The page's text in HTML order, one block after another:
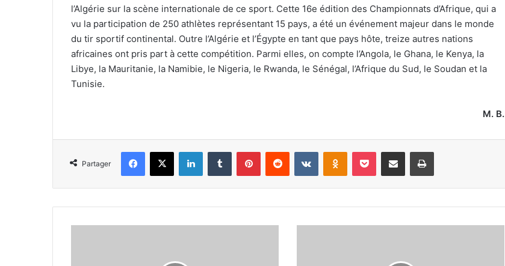
l’Algérie sur la scène internationale de ce sport. Cette 16e édition des Championnats d’Afrique, qui a
vu la participation de 250 athlètes représentant 15 pays, a été un événement majeur dans le monde
du tir sportif continental. Outre l’Algérie et l’Égypte en tant que pays hôte, treize autres nations
africaines ont pris part à cette compétition. Parmi elles, on compte l’Angola, le Ghana, le Kenya, la
Libye, la Mauritanie, la Namibie, le Nigeria, le Rwanda, le Sénégal, l’Afrique du Sud, le Soudan et la
Tunisie.
M. B.
Partager
Facebook
X LinkedinTumblr PinterestReddit VKontakteOdnoklassniki
Pocket Partager par email Imprimer